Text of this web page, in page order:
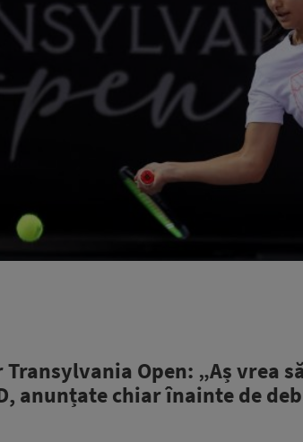
Open: „Aș vrea
anunțate chiar înainte de